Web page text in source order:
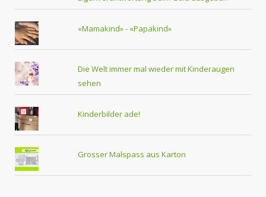
«Mamakind» - «Papakind»
Die Welt immer mal wieder mit Kinderaugen
sehen
Kinderbilder ade!
Grosser Malspass aus Karton